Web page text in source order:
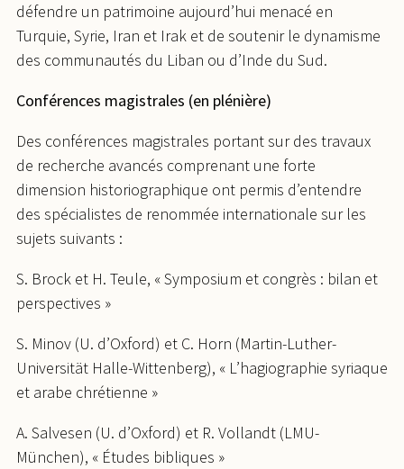
défendre un patrimoine aujourd’hui menacé en
Turquie, Syrie, Iran et Irak et de soutenir le dynamisme
des communautés du Liban ou d’Inde du Sud.
Conférences magistrales (en plénière)
Des conférences magistrales portant sur des travaux
de recherche avancés comprenant une forte
dimension historiographique ont permis d’entendre
des spécialistes de renommée internationale sur les
sujets suivants :
S. Brock et H. Teule, « Symposium et congrès : bilan et
perspectives »
S. Minov (U. d’Oxford) et C. Horn (Martin-Luther-
Universität Halle-Wittenberg), « L’hagiographie syriaque
et arabe chrétienne »
A. Salvesen (U. d’Oxford) et R. Vollandt (LMU-
München), « Études bibliques »